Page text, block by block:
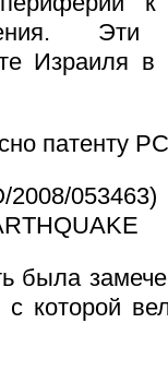
Израиля
патенту
была
которой